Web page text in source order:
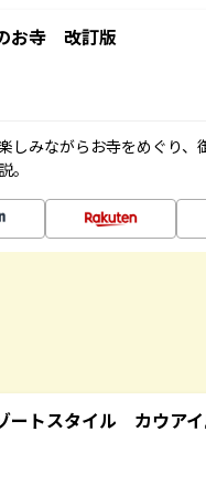
お寺 改訂版
しみながらお寺をめぐり、
。
トスタイル カウア